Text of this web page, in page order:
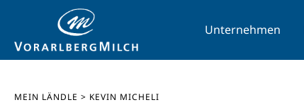
Unternehmen
MEIN LÄNDLE > KEVIN MICHELI